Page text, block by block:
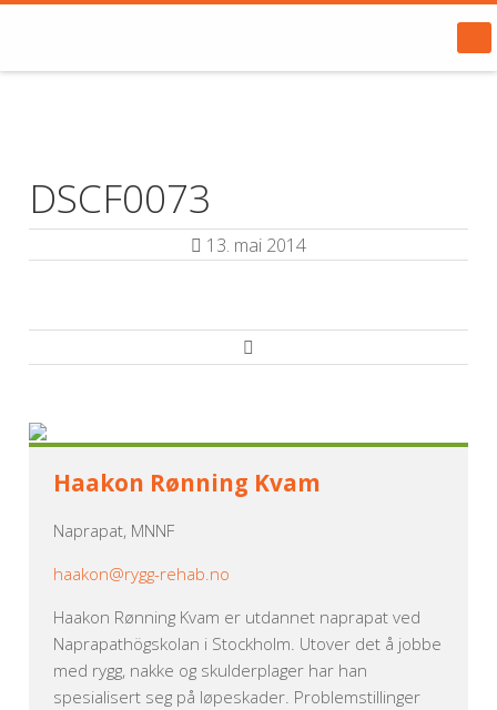
DSCF0073
13. mai 2014
Haakon Rønning Kvam
Naprapat, MNNF
haakon@rygg-rehab.no
Haakon Rønning Kvam er utdannet naprapat ved
Naprapathögskolan i Stockholm. Utover det å jobbe
med rygg, nakke og skulderplager har han
spesialisert seg på løpeskader. Problemstillinger